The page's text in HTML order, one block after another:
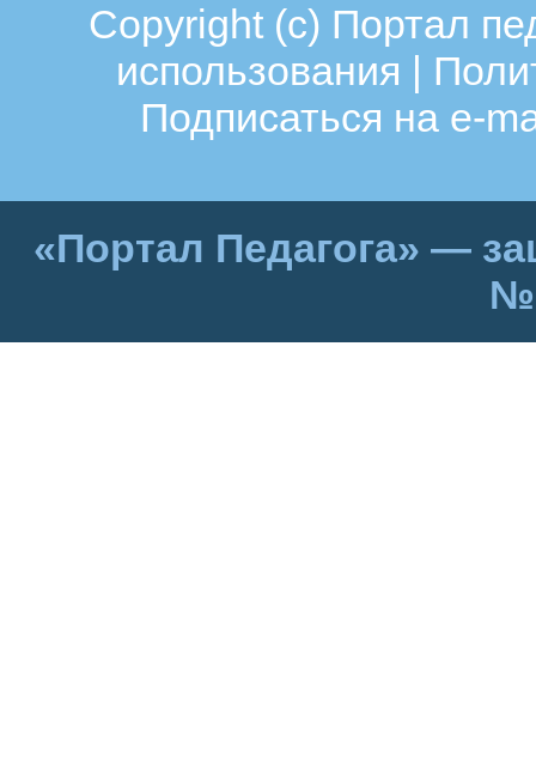
Copyright (c) Портал
использования |
Подписаться на e-
«Портал Педагога» —